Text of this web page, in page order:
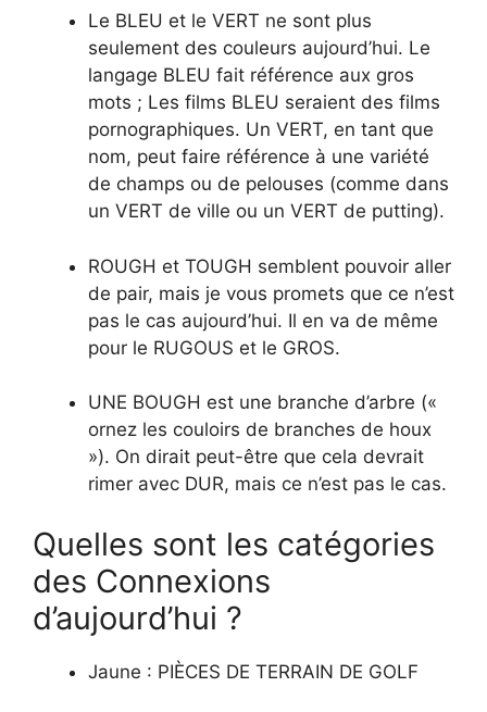
Le BLEU et le VERT ne sont plus
seulement des couleurs aujourd’hui. Le
langage BLEU fait référence aux gros
mots ; Les films BLEU seraient des films
pornographiques. Un VERT, en tant que
nom, peut faire référence à une variété
de champs ou de pelouses (comme dans
un VERT de ville ou un VERT de putting).
ROUGH et TOUGH semblent pouvoir aller
de pair, mais je vous promets que ce n’est
pas le cas aujourd’hui. Il en va de même
pour le RUGOUS et le GROS.
UNE BOUGH est une branche d’arbre («
ornez les couloirs de branches de houx
»). On dirait peut-être que cela devrait
rimer avec DUR, mais ce n’est pas le cas.
Quelles sont les catégories
des Connexions
d’aujourd’hui ?
Jaune : PIÈCES DE TERRAIN DE GOLF